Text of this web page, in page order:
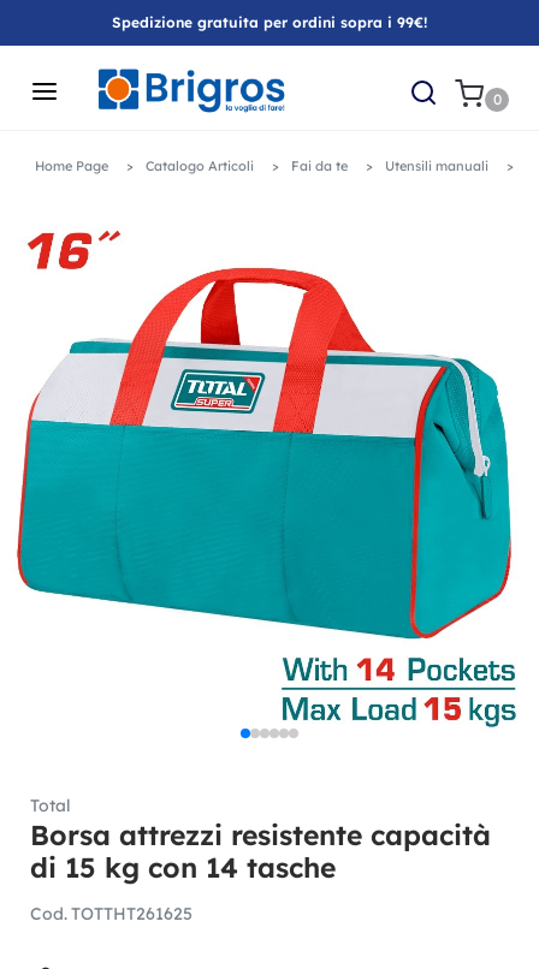
Spedizione gratuita per ordini sopra i 99€!
0
Home Page Catalogo Articoli Fai da te Utensili manuali
Total
Borsa attrezzi resistente capacità
di 15 kg con 14 tasche
Cod.TOTTHT261625